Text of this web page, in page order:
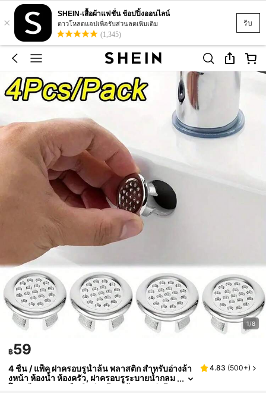
รับ
×
SHEIN-เสื้อผ้าแฟชั่น ช้อปปิ้งออนไลน์
ดาวโหลดแอปเพื่อรับส่วนลดเพิ่มเติม
(1,345)
1/8
฿59
4 ชิ้น / แพ็ค ฝาครอบรูน้ำล้น พลาสติก สำหรับอ่างล้า
งหน้า ห้องน้ำ ห้องครัว, ฝาครอบรูระบายน้ำกลม
โครเมียม, อุปกรณ์เสริมอ่างล้างหน้า ตกแต่งบ้า
4.83 (500+)